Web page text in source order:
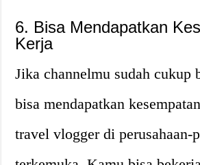
6. Bisa Mendapatkan
Kerja
Jika channelmu sudah cukup
bisa mendapatkan
travel vlogger di perusahaan-